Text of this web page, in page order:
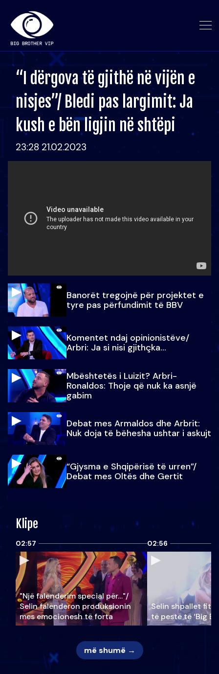
“I dërgova të gjithë në vijën e
nisjes”/ Bledi pas largimit: Ja
kush e bën ligjin në shtëpi
23:28 21.02.2023
Banorët tregojnë për projektet e
tyre pas përfundimit të BBV
Komentet ndaj opinionistëve/
Arbri: Ja si nisi gjithçka…
Mbështetës i Luizit? Arbri-
Ronaldos: Thoje që nuk ka asnjë
gabim
Debat mes Armaldos dhe Arbrit:
Nuk doja të bëhesha ushtar i askujt
“Gjysma e Shqipërisë të urren”/
Debat mes Oltës dhe Gertit
Klipe
02:57
"Një falenderim special për…"/
Selin falënderon produksionin
mes emocionesh të forta
02:56
Selin shpallet
të pestë të ‘Big
më shumë →